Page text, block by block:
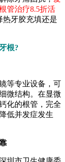
管治疗8.5折活
热牙胶充填还是
根?
等专业设备，可
微结构。在显微
化的根管，完全
低并发症发生